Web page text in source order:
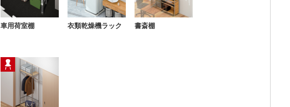
車用荷室棚 衣類乾燥機ラック 書斎棚